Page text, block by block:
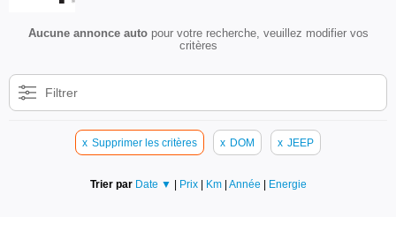
Aucune annonce autopour votre recherche, veuillez modifier vos
critères
Filtrer
x Supprimer les critères x DOM x JEEP
Trier par Date ▼ | Prix | Km | Année | Energie